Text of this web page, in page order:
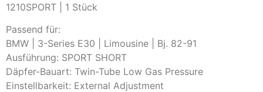
1210SPORT | 1 Stück
Passend für:
BMW | 3-Series E30 | Limousine | Bj. 82-91
Ausführung: SPORT SHORT
Däpfer-Bauart: Twin-Tube Low Gas Pressure
Einstellbarkeit: External Adjustment